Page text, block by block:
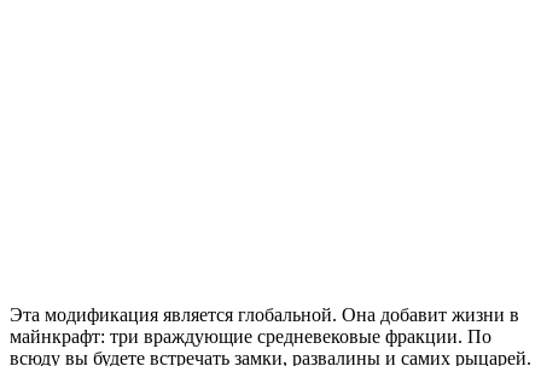
Эта модификация является глобальной. Она добавит жизни в
майнкрафт: три враждующие средневековые фракции. По
всюду вы будете встречать замки, развалины и самих рыцарей.